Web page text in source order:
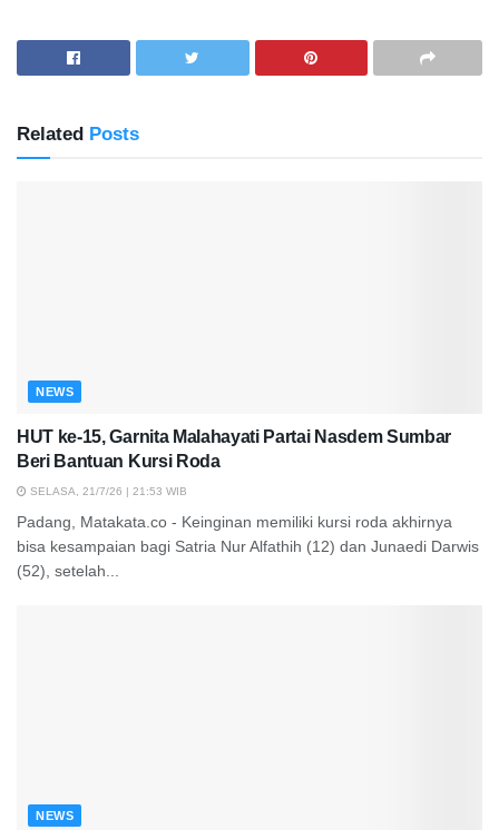
Related Posts
NEWS
HUT ke-15, Garnita Malahayati Partai Nasdem Sumbar
Beri Bantuan Kursi Roda
SELASA, 21/7/26 | 21:53 WIB
Padang, Matakata.co - Keinginan memiliki kursi roda akhirnya
bisa kesampaian bagi Satria Nur Alfathih (12) dan Junaedi Darwis
(52), setelah...
NEWS